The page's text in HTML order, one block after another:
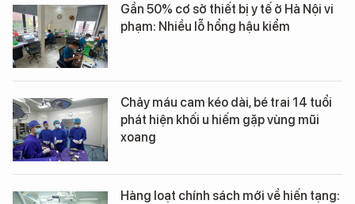
Gần 50% cơ sở thiết bị y tế ở Hà Nội vi
phạm: Nhiều lỗ hổng hậu kiểm
Chảy máu cam kéo dài, bé trai 14 tuổi
phát hiện khối u hiếm gặp vùng mũi
xoang
Hàng loạt chính sách mới về hiến tạng: